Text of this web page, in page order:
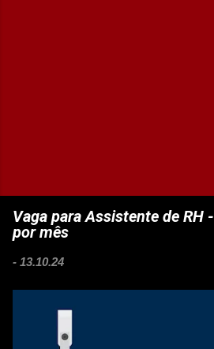
Vaga para Assistente de RH
por mês
- 13.10.24